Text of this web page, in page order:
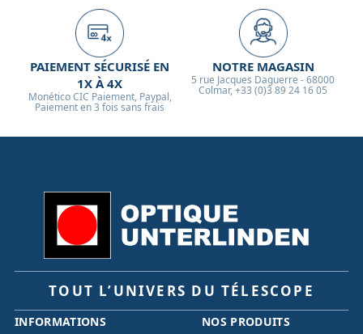
PAIEMENT SÉCURISÉ EN
1X À 4X
Monético CIC Paiement, Paypal,
Paiement en 3 fois sans frais
NOTRE MAGASIN
5 rue Jacques Daguerre - 68000
Colmar, +33 (0)3 89 24 16 05
TOUT L’UNIVERS DU TÉLESCOPE
INFORMATIONS NOS PRODUITS